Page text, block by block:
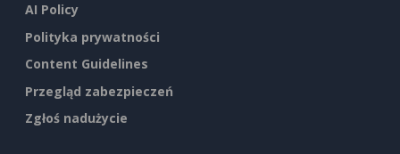
AI Policy
Polityka prywatności
Content Guidelines
Przegląd zabezpieczeń
Zgłoś nadużycie